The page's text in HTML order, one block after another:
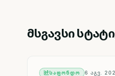
მსგავსი
ᲡᲐᲤᲝᲜᲓᲝ 6 ᲐᲒᲕ.